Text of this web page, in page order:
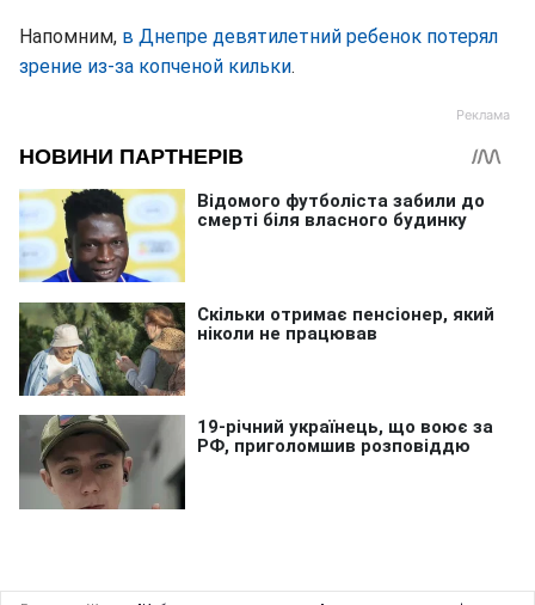
Напомним, в Днепре девятилетний ребенок потерял
зрение из-за копченой кильки.